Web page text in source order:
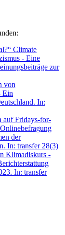
Climate
- Eine
zur
von
Ein
In:
auf Fridays-for-
der
In: transfer 28(3)
Klimadiskurs -
In: transfer